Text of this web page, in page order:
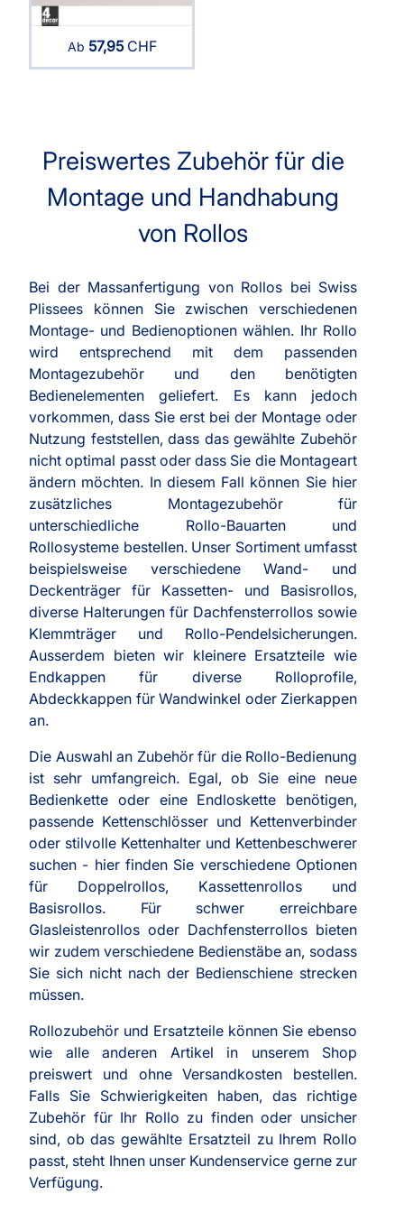
Ab 57,95CHF
Preiswertes Zubehör für die
Montage und Handhabung
von Rollos
Bei der Massanfertigung von Rollos bei Swiss
Plissees können Sie zwischen verschiedenen
Montage- und Bedienoptionen wählen. Ihr Rollo
wird entsprechend mit dem passenden
Montagezubehör und den benötigten
Bedienelementen geliefert. Es kann jedoch
vorkommen, dass Sie erst bei der Montage oder
Nutzung feststellen, dass das gewählte Zubehör
nicht optimal passt oder dass Sie die Montageart
ändern möchten. In diesem Fall können Sie hier
zusätzliches Montagezubehör für
unterschiedliche Rollo-Bauarten und
Rollosysteme bestellen. Unser Sortiment umfasst
beispielsweise verschiedene Wand- und
Deckenträger für Kassetten- und Basisrollos,
diverse Halterungen für Dachfensterrollos sowie
Klemmträger und Rollo-Pendelsicherungen.
Ausserdem bieten wir kleinere Ersatzteile wie
Endkappen für diverse Rolloprofile,
Abdeckkappen für Wandwinkel oder Zierkappen
an.
Die Auswahl an Zubehör für die Rollo-Bedienung
ist sehr umfangreich. Egal, ob Sie eine neue
Bedienkette oder eine Endloskette benötigen,
passende Kettenschlösser und Kettenverbinder
oder stilvolle Kettenhalter und Kettenbeschwerer
suchen - hier finden Sie verschiedene Optionen
für Doppelrollos, Kassettenrollos und
Basisrollos. Für schwer erreichbare
Glasleistenrollos oder Dachfensterrollos bieten
wir zudem verschiedene Bedienstäbe an, sodass
Sie sich nicht nach der Bedienschiene strecken
müssen.
Rollozubehör und Ersatzteile können Sie ebenso
wie alle anderen Artikel in unserem Shop
preiswert und ohne Versandkosten bestellen.
Falls Sie Schwierigkeiten haben, das richtige
Zubehör für Ihr Rollo zu finden oder unsicher
sind, ob das gewählte Ersatzteil zu Ihrem Rollo
passt, steht Ihnen unser Kundenservice gerne zur
Verfügung.